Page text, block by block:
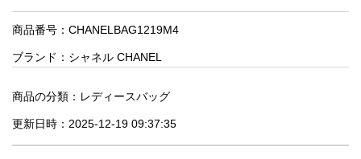
人
気
品
セ
商品番号：CHANELBAG1219M4
ブランド： シャネル CHANEL
商品の分類： レディースバッグ
更新日時：2025-12-19 09:37:35